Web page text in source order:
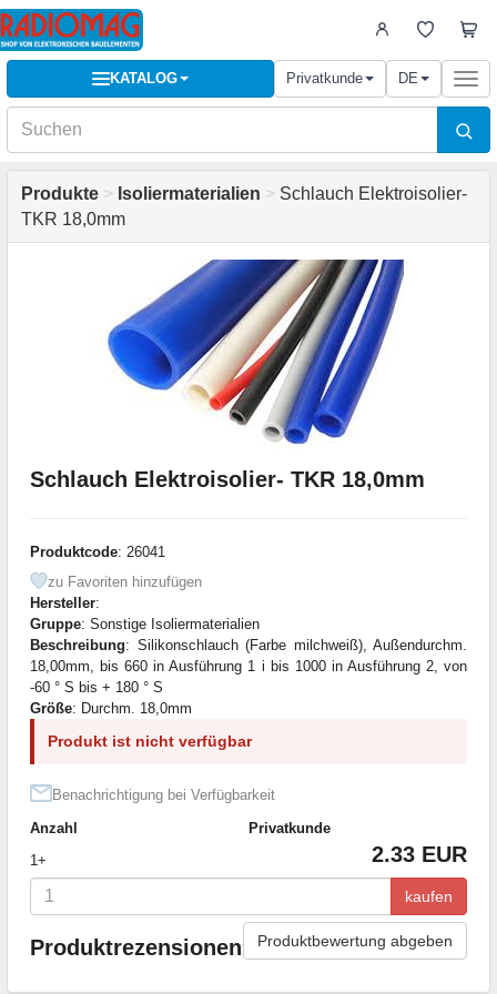
KATALOG Privatkunde DE
Produkte > Isoliermaterialien > Schlauch Elektroisolier-
TKR 18,0mm
Schlauch Elektroisolier- TKR 18,0mm
Produktcode: 26041
zu Favoriten hinzufügen
Hersteller:
Gruppe: Sonstige Isoliermaterialien
Beschreibung: Silikonschlauch (Farbe milchweiß), Außendurchm.
18,00mm, bis 660 in Ausführung 1 i bis 1000 in Ausführung 2, von
-60 ° S bis + 180 ° S
Größe: Durchm. 18,0mm
Produkt ist nicht verfügbar
Benachrichtigung bei Verfügbarkeit
Anzahl
Privatkunde
1+
2.33 EUR
kaufen
Produktrezensionen Produktbewertung abgeben